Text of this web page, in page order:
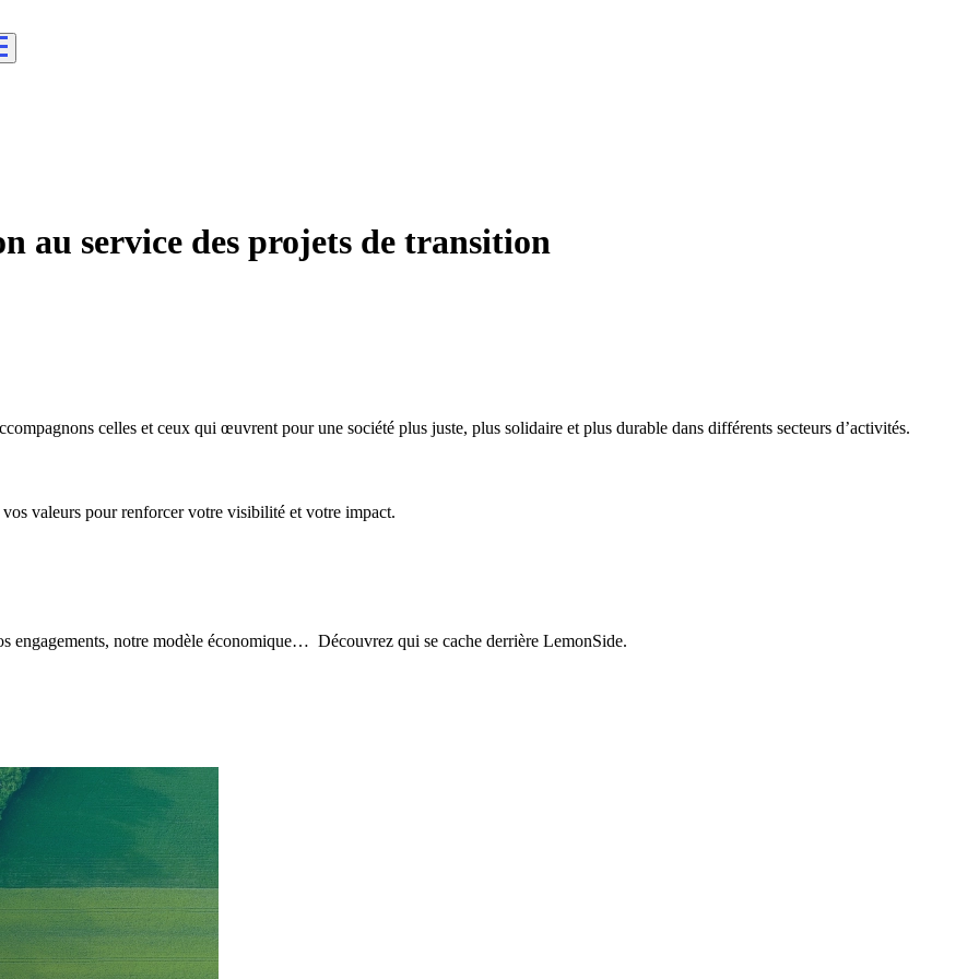
au service des projets de transition
celles et ceux qui œuvrent pour une société plus juste, plus solidaire et plus durable dans différents secteurs d’activités.
valeurs pour renforcer votre visibilité et votre impact.
engagements, notre modèle économique… Découvrez qui se cache derrière LemonSide.